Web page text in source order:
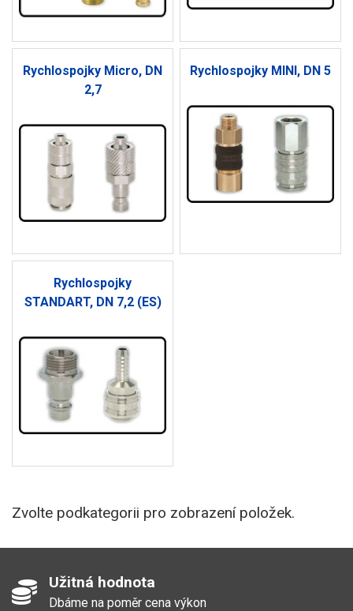
Rychlospojky Micro, DN
2,7
Rychlospojky MINI, DN 5
Rychlospojky
STANDART, DN 7,2 (ES)
Zvolte podkategorii pro zobrazení položek.
Užitná hodnota
Dbáme na poměr cena výkon